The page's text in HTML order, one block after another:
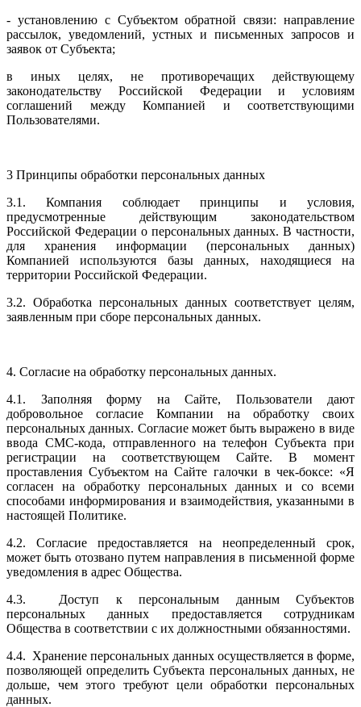
- установлению с Субъектом обратной связи: направление
рассылок, уведомлений, устных и письменных запросов и
заявок от Субъекта;
в иных целях, не противоречащих действующему
законодательству Российской Федерации и условиям
соглашений между Компанией и соответствующими
Пользователями.
3 Принципы обработки персональных данных
3.1. Компания соблюдает принципы и условия,
предусмотренные действующим законодательством
Российской Федерации о персональных данных. В частности,
для хранения информации (персональных данных)
Компанией используются базы данных, находящиеся на
территории Российской Федерации.
3.2. Обработка персональных данных соответствует целям,
заявленным при сборе персональных данных.
4. Согласие на обработку персональных данных.
4.1. Заполняя форму на Сайте, Пользователи дают
добровольное согласие Компании на обработку своих
персональных данных. Согласие может быть выражено в виде
ввода СМС-кода, отправленного на телефон Субъекта при
регистрации на соответствующем Сайте. В момент
проставления Субъектом на Сайте галочки в чек-боксе: «Я
согласен на обработку персональных данных и со всеми
способами информирования и взаимодействия, указанными в
настоящей Политике.
4.2. Согласие предоставляется на неопределенный срок,
может быть отозвано путем направления в письменной форме
уведомления в адрес Общества.
4.3. Доступ к персональным данным Субъектов
персональных данных предоставляется сотрудникам
Общества в соответствии с их должностными обязанностями.
4.4. Хранение персональных данных осуществляется в форме,
позволяющей определить Субъекта персональных данных, не
дольше, чем этого требуют цели обработки персональных
данных.